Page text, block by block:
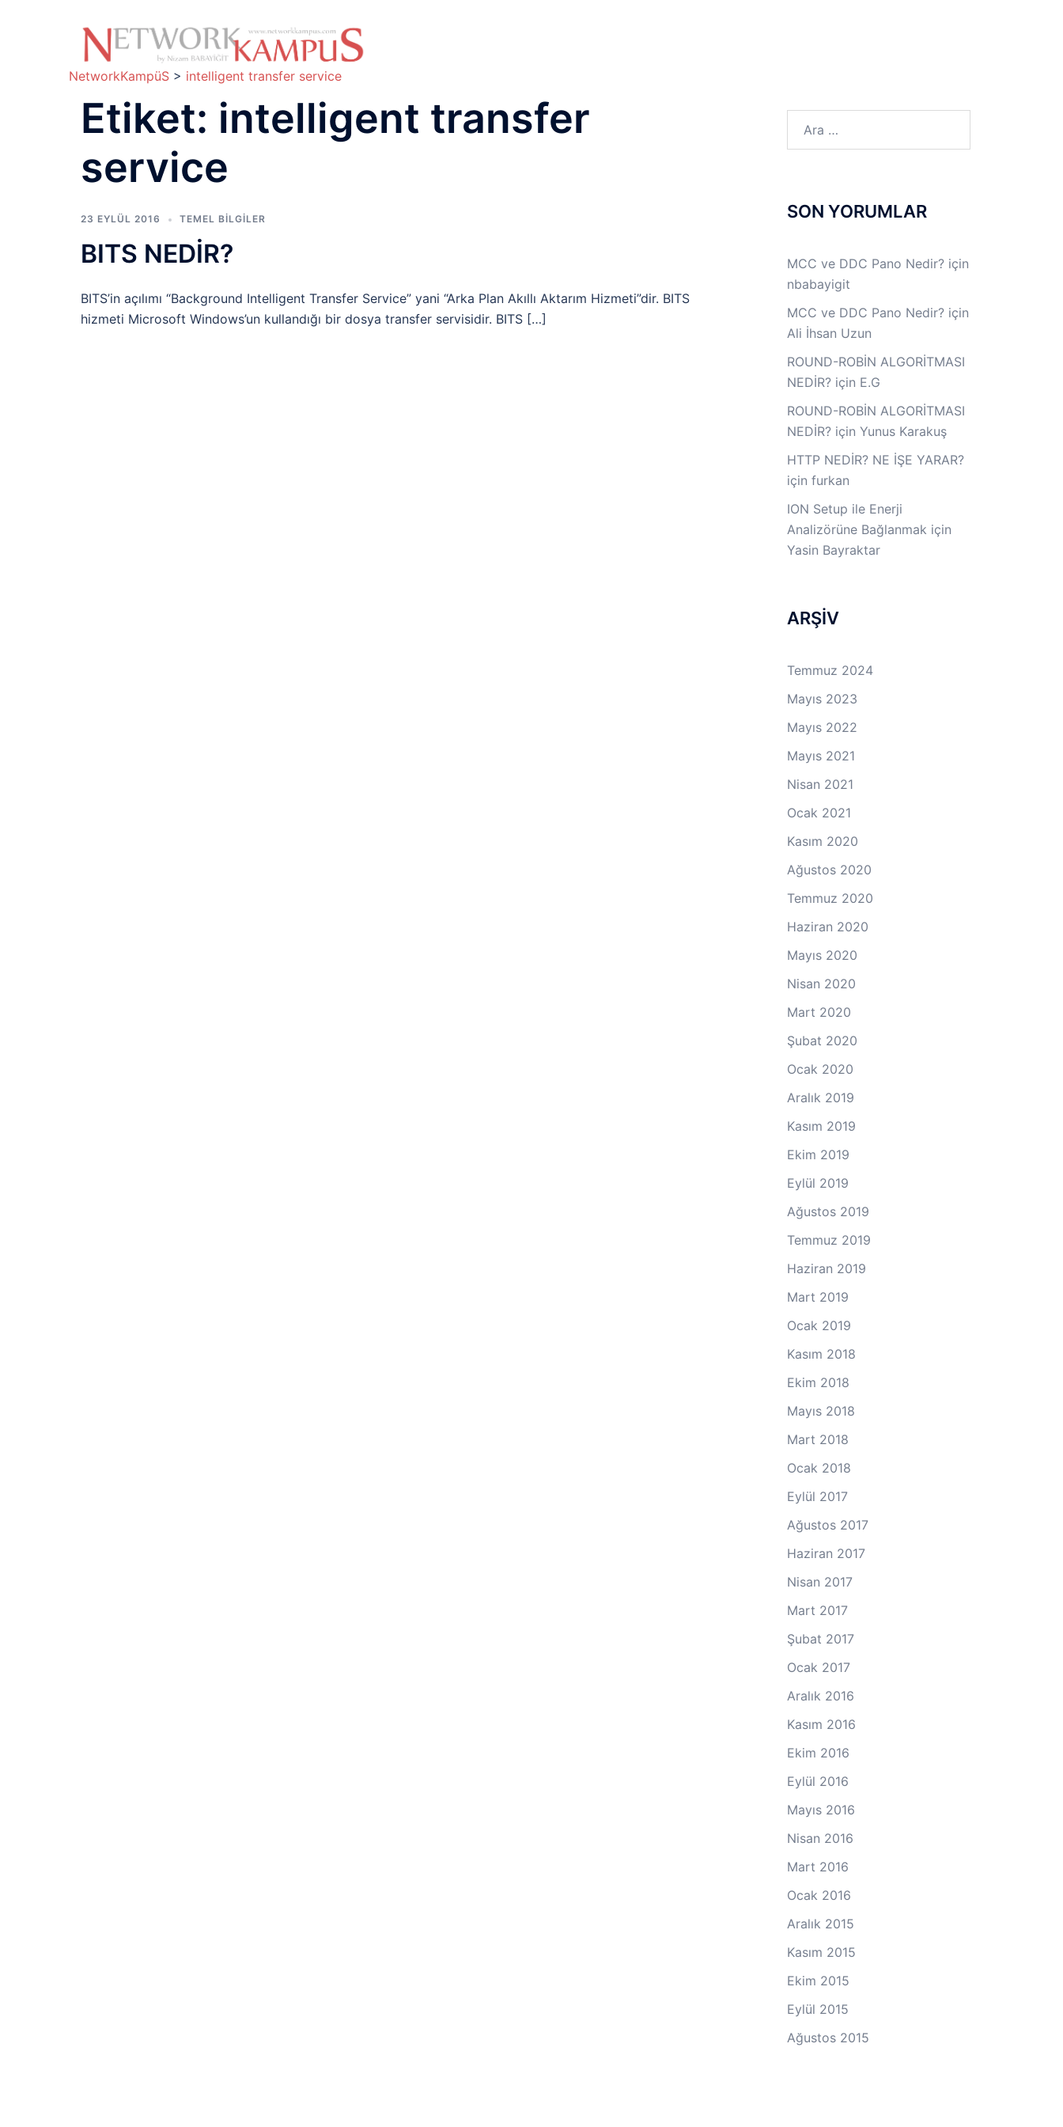
NetworkKampüS > intelligent transfer service
Etiket: intelligent transfer
service
23 EYLÜL 2016 TEMEL BİLGİLER
BITS NEDİR?
BITS’in açılımı “Background Intelligent Transfer Service” yani “Arka Plan Akıllı Aktarım Hizmeti”dir. BITS
hizmeti Microsoft Windows’un kullandığı bir dosya transfer servisidir. BITS […]
SON YORUMLAR
MCC ve DDC Pano Nedir?için
nbabayigit
MCC ve DDC Pano Nedir?için
Ali İhsan Uzun
ROUND-ROBİN ALGORİTMASI
NEDİR?için E.G
ROUND-ROBİN ALGORİTMASI
NEDİR?için Yunus Karakuş
HTTP NEDİR? NE İŞE YARAR?
için furkan
ION Setup ile Enerji
Analizörüne Bağlanmak için
Yasin Bayraktar
ARŞİV
Temmuz 2024
Mayıs 2023
Mayıs 2022
Mayıs 2021
Nisan 2021
Ocak 2021
Kasım 2020
Ağustos 2020
Temmuz 2020
Haziran 2020
Mayıs 2020
Nisan 2020
Mart 2020
Şubat 2020
Ocak 2020
Aralık 2019
Kasım 2019
Ekim 2019
Eylül 2019
Ağustos 2019
Temmuz 2019
Haziran 2019
Mart 2019
Ocak 2019
Kasım 2018
Ekim 2018
Mayıs 2018
Mart 2018
Ocak 2018
Eylül 2017
Ağustos 2017
Haziran 2017
Nisan 2017
Mart 2017
Şubat 2017
Ocak 2017
Aralık 2016
Kasım 2016
Ekim 2016
Eylül 2016
Mayıs 2016
Nisan 2016
Mart 2016
Ocak 2016
Aralık 2015
Kasım 2015
Ekim 2015
Eylül 2015
Ağustos 2015